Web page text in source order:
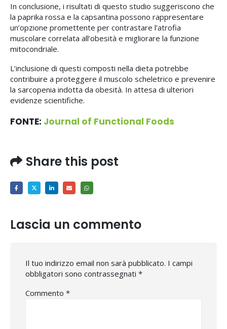
In conclusione, i risultati di questo studio suggeriscono che
la paprika rossa e la capsantina possono rappresentare
un’opzione promettente per contrastare l’atrofia
muscolare correlata all’obesità e migliorare la funzione
mitocondriale.
L’inclusione di questi composti nella dieta potrebbe
contribuire a proteggere il muscolo scheletrico e prevenire
la sarcopenia indotta da obesità. In attesa di ulteriori
evidenze scientifiche.
FONTE: Journal of Functional Foods
Share this post
Lascia un commento
Il tuo indirizzo email non sarà pubblicato. I campi
obbligatori sono contrassegnati *
Commento *